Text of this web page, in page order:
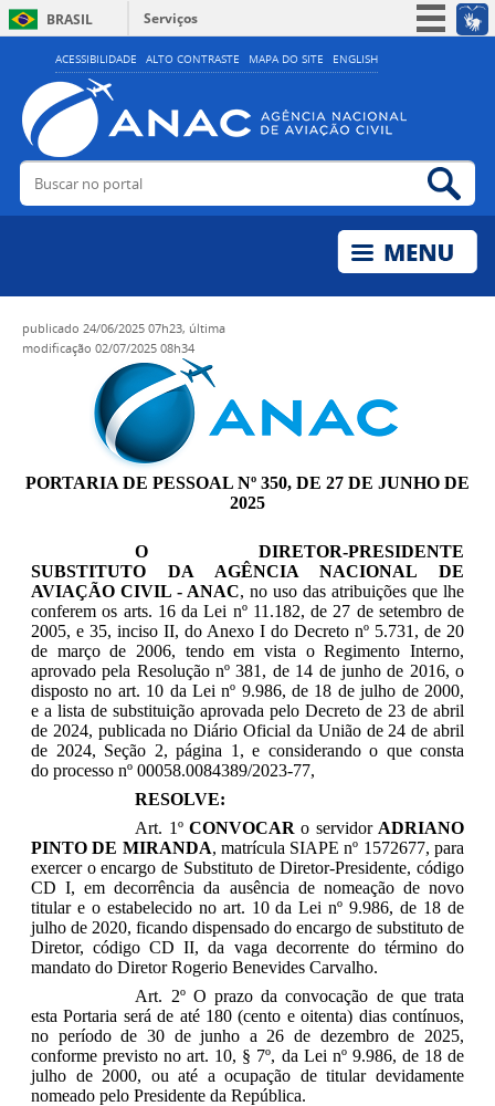
ACESSIBILIDADE ALTO CONTRASTE MAPA DO SITE ENGLISH
BRASIL
Serviços
Simplifique!
Acesso à informação
Legislação
Buscar no portal
publicado 24/06/2025 07h23, última
modificação 02/07/2025 08h34
PORTARIA DE PESSOAL Nº 350, DE 27 DE JUNHO DE
2025
O DIRETOR-PRESIDENTE
SUBSTITUTO DA AGÊNCIA NACIONAL DE
AVIAÇÃO CIVIL - ANAC, no uso das atribuições que lhe
conferem os arts. 16 da Lei nº 11.182, de 27 de setembro de
2005, e 35, inciso II, do Anexo I do Decreto nº 5.731, de 20
de março de 2006, tendo em vista o Regimento Interno,
aprovado pela Resolução nº 381, de 14 de junho de 2016, o
disposto no art. 10 da Lei nº 9.986, de 18 de julho de 2000,
e a lista de substituição aprovada pelo Decreto de 23 de abril
de 2024, publicada no Diário Oficial da União de 24 de abril
de 2024, Seção 2, página 1, e considerando o que consta
do processo nº 00058.0084389/2023-77,
RESOLVE:
Art. 1ºCONVOCARo servidorADRIANO
PINTO DE MIRANDA, matrícula SIAPE nº 1572677, para
exercer o encargo de Substituto de Diretor-Presidente, código
CD I, em decorrência da ausência de nomeação de novo
titular e o estabelecido no art. 10 da Lei nº 9.986, de 18 de
julho de 2020, ficando dispensado do encargo de substituto de
Diretor, código CD II, da vaga decorrente do término do
mandato do Diretor Rogerio Benevides Carvalho.
Art. 2º O prazo da convocação de que trata
esta Portaria será de até 180 (cento e oitenta) dias contínuos,
no período de 30 de junho a 26 de dezembro de 2025,
conforme previsto no art. 10, § 7º, da Lei nº 9.986, de 18 de
julho de 2000, ou até a ocupação de titular devidamente
nomeado pelo Presidente da República.